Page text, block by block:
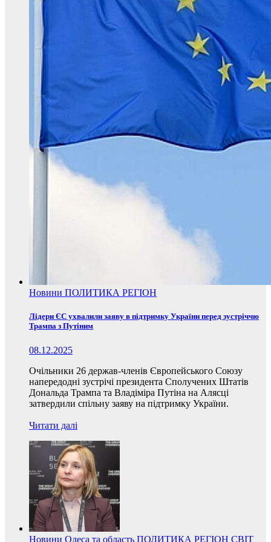
Новини ПОЛИТИКА РЕГІОН
Лідери ЄС ухвалили заяву в підтримку України перед зустріччю
Трампа з Путіним
08.12.2025
Очільники 26 держав-членів Європейського Союзу
напередодні зустрічі президента Сполучених Штатів
Дональда Трампа та Владіміра Путіна на Алясці
затвердили спільну заяву на підтримку України.
Читати далі
Новини Одеса та область ПОЛИТИКА РЕГІОН СВІТ